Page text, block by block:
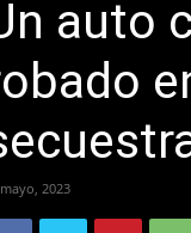
auto
2023